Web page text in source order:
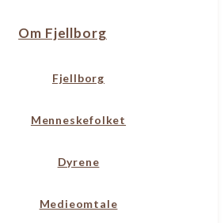
Om Fjellborg
Fjellborg
Menneskefolket
Dyrene
Medieomtale